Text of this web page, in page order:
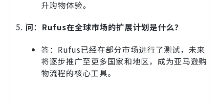
升购物体验。
问：Rufus在全球市场的扩展计划是什么？
答：Rufus已经在部分市场进行了测试，未来
将逐步推广至更多国家和地区，成为亚马逊购
物流程的核心工具。